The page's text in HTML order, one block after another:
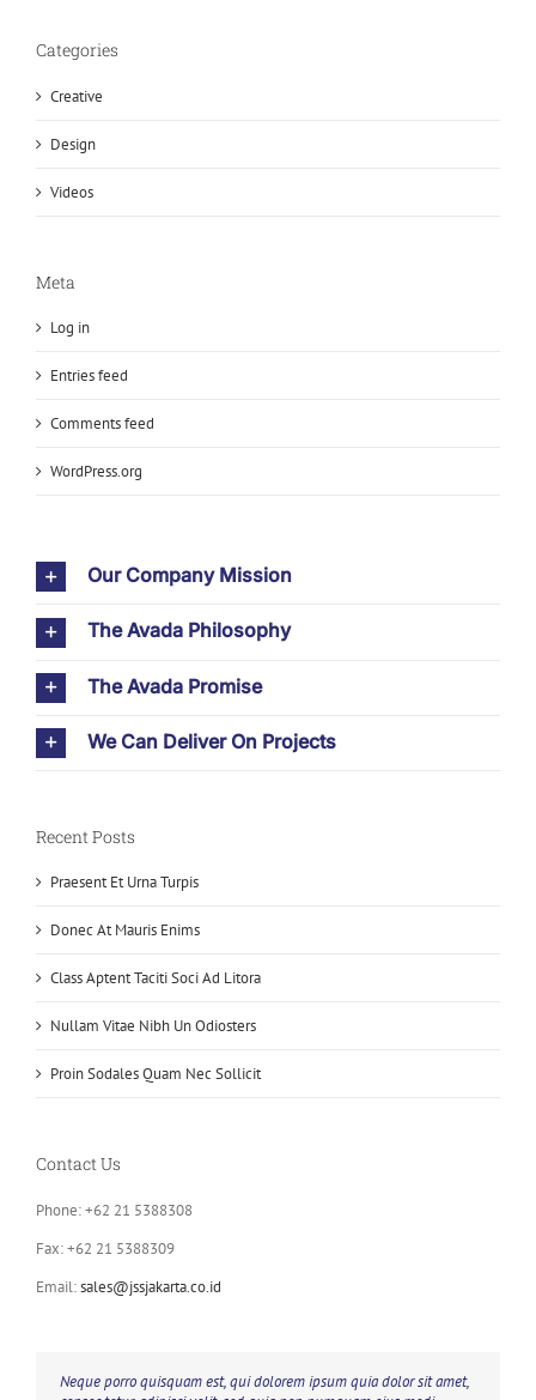
Categories
Creative
Design
Videos
Meta
Log in
Entries feed
Comments feed
WordPress.org
Our Company Mission
The Avada Philosophy
The Avada Promise
We Can Deliver On Projects
Recent Posts
Praesent Et Urna Turpis
Donec At Mauris Enims
Class Aptent Taciti Soci Ad Litora
Nullam Vitae Nibh Un Odiosters
Proin Sodales Quam Nec Sollicit
Contact Us
Phone: +62 21 5388308
Fax: +62 21 5388309
Email:sales@jssjakarta.co.id
Neque porro quisquam est, qui dolorem ipsum quia dolor sit amet,
Aliquam erat volutpat. Quisque at est id ligula facilisis laoreet eget